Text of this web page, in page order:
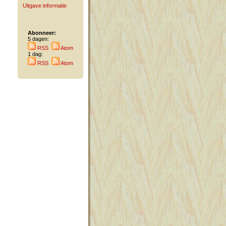
Uitgave informatie
Abonneer:
5 dagen:
RSS
Atom
1 dag:
RSS
Atom